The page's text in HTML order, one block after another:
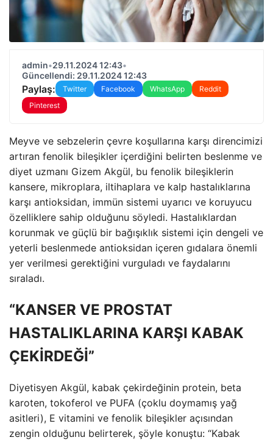
admin•29.11.2024 12:43•
Güncellendi: 29.11.2024 12:43
Paylaş: Twitter Facebook WhatsApp
Reddit
Pinterest
Meyve ve sebzelerin çevre koşullarına karşı direncimizi
artıran fenolik bileşikler içerdiğini belirten beslenme ve
diyet uzmanı Gizem Akgül, bu fenolik bileşiklerin
kansere, mikroplara, iltihaplara ve kalp hastalıklarına
karşı antioksidan, immün sistemi uyarıcı ve koruyucu
özelliklere sahip olduğunu söyledi. Hastalıklardan
korunmak ve güçlü bir bağışıklık sistemi için dengeli ve
yeterli beslenmede antioksidan içeren gıdalara önemli
yer verilmesi gerektiğini vurguladı ve faydalarını
sıraladı.
“KANSER VE PROSTAT
HASTALIKLARINA KARŞI KABAK
ÇEKİRDEĞİ”
Diyetisyen Akgül, kabak çekirdeğinin protein, beta
karoten, tokoferol ve PUFA (çoklu doymamış yağ
asitleri), E vitamini ve fenolik bileşikler açısından
zengin olduğunu belirterek, şöyle konuştu: “Kabak